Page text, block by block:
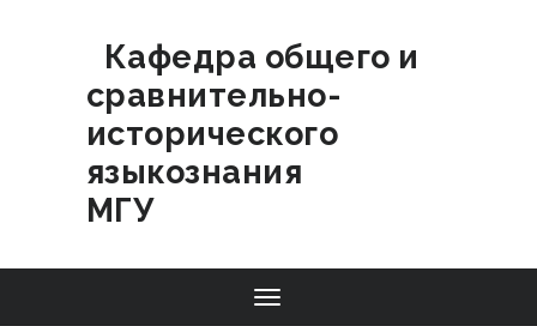
содержимомуКафедра общего и
сравнительно-
исторического
языкознания
МГУ
Переключатель